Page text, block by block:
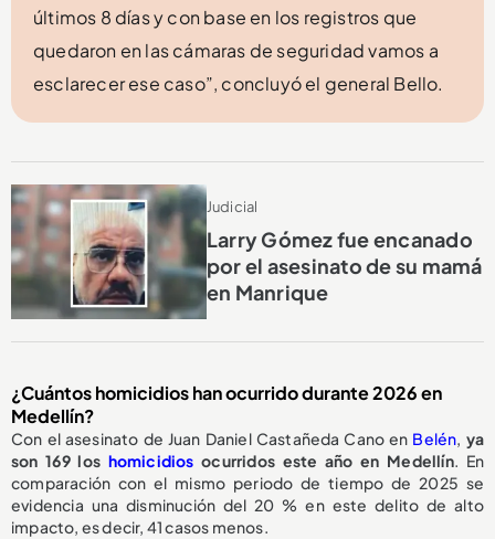
últimos 8 días y con base en los registros que
quedaron en las cámaras de seguridad vamos a
esclarecer ese caso”, concluyó el general Bello.
Judicial
Larry Gómez fue encanado
por el asesinato de su mamá
en Manrique
¿Cuántos homicidios han ocurrido durante 2026 en
Medellín?
Con el asesinato de Juan Daniel Castañeda Cano en Belén, ya
son 169 los homicidios ocurridos este año en Medellín. En
comparación con el mismo periodo de tiempo de 2025 se
evidencia una disminución del 20 % en este delito de alto
impacto, es decir, 41 casos menos.